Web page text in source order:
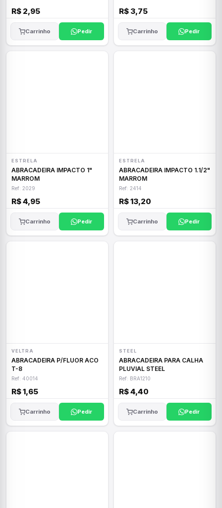
R$ 2,95
Carrinho Pedir
R$ 3,75
Carrinho Pedir
ESTRELA
ABRACADEIRA IMPACTO 1"
MARROM
Ref: 2029
R$ 4,95
Carrinho Pedir
ESTRELA
ABRACADEIRA IMPACTO 1.1/2"
MARROM
Ref: 2414
R$ 13,20
Carrinho Pedir
VELTRA
ABRACADEIRA P/FLUOR ACO
T-8
Ref: 40014
R$ 1,65
Carrinho Pedir
STEEL
ABRACADEIRA PARA CALHA
PLUVIAL STEEL
Ref: BRA1210
R$ 4,40
Carrinho Pedir